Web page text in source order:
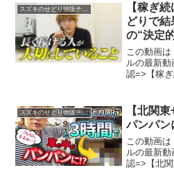
【稼ぎ
どりで結
の“決定
この動画
ルの最新動
認=>【稼
スズキのせどり物販チャンネル
【北関
パンパン
この動画
ルの最新動
認=>【北